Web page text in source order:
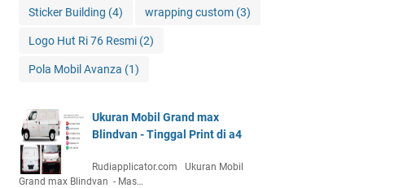
Sticker Building (4) wrapping custom (3)
Logo Hut Ri 76 Resmi (2)
Pola Mobil Avanza (1)
Ukuran Mobil Grand max
Blindvan - Tinggal Print di a4
Rudiapplicator.com Ukuran Mobil
Grand max Blindvan - Mas…